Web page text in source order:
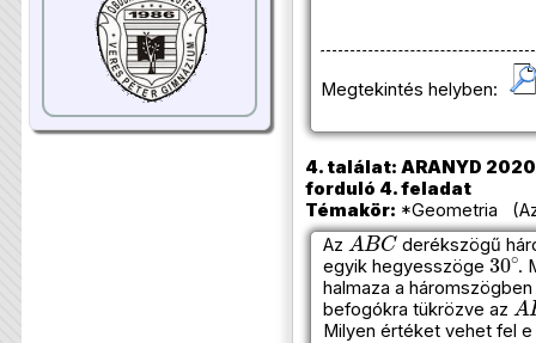
Megtekintés helyben:
4. találat: ARANYD
forduló 4. feladat
Témakör: *Geometria
Az
ABC
derékszögű
egyik hegyesszöge
30∘
.
halmaza a
befogókra tükrözve az
A
Milyen értéket vehet fel